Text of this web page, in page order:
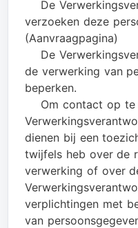
De
verzoeken deze
(Aanvraagpagina)
De
de verwerking van
beperken.
Om contact op te
dienen bij een
twijfels heb over de
verwerking of over
verplichtingen met
van